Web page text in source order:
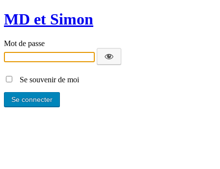
MD et Simon
Mot de passe
Se souvenir de moi